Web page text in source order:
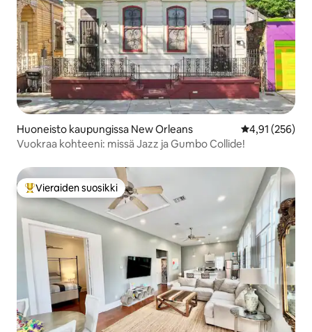
Huoneisto kaupungissa New Orleans
4,91 (256)
Vuokraa kohteeni: missä Jazz ja Gumbo Collide!
Vieraiden suosikkien parhaimmistoa
Vieraiden suosikki